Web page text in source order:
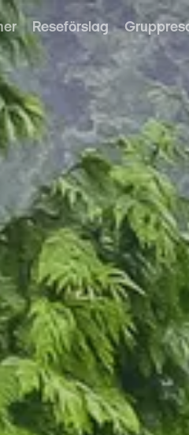
Reseförslag